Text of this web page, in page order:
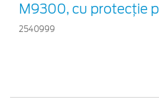
M9300, cu protecție
2540999